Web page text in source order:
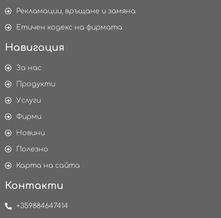
Рекламации, връщане и замяна
Етичен кодекс на фирмата
Навигация
За нас
Продукти
Услуги
Фирми
Новини
Полезно
Карта на сайта
Контакти
+359884647414